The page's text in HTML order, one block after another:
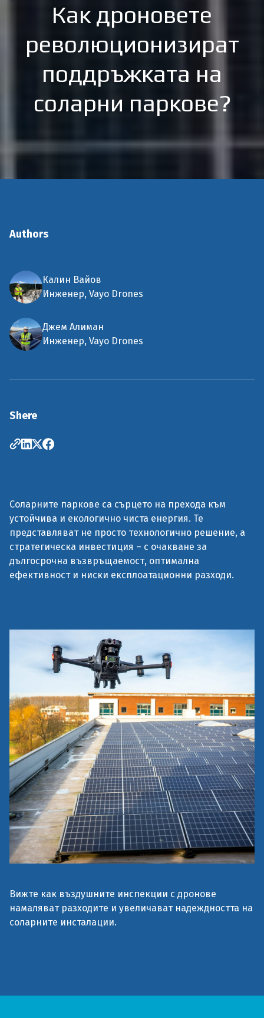
Как дроновете
революционизират
поддръжката на
соларни паркове?
Authors
Калин Вайов
Инженер, Vayo Drones
Джем Алиман
Инженер, Vayo Drones
Shere
Соларните паркове са сърцето на прехода към
устойчива и екологично чиста енергия. Те
представляват не просто технологично решение, а
стратегическа инвестиция – с очакване за
дългосрочна възвръщаемост, оптимална
ефективност и ниски експлоатационни разходи.
Вижте как въздушните инспекции с дронове
намаляват разходите и увеличават надеждността на
соларните инсталации.